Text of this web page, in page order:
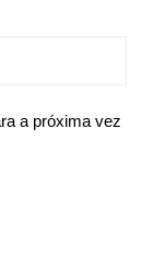
a próxima vez